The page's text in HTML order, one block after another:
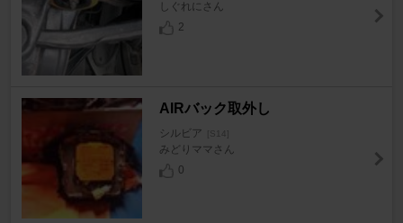
しぐれにさん
2
AIRバック取外し
シルビア [S14]
みどりママさん
0